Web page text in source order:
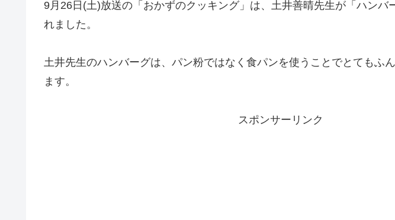
9月26日(土)放送の「おかずのクッキング」は、土井善晴先生が「ハンバ
れました。
土井先生のハンバーグは、パン粉ではなく食パンを使うことでとてもふ
ます。
スポンサーリンク